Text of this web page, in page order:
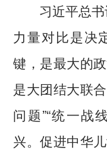
习近平总书
力量对比是决
键，是最大的
是大团结大联
问题”“统一战
兴。促进中华